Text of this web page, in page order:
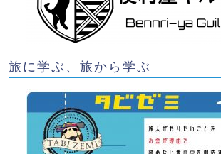
旅に学ぶ、旅から学ぶ